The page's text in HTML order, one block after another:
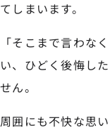
てしまいます。
「そこまで言わな
い、ひどく後悔し
せん。
周囲にも不快な思